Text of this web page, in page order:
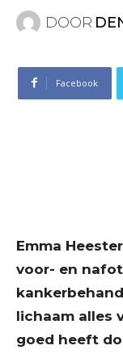
DOOR
Facebook
Emma
voor- en
lichaam alles
goed heeft